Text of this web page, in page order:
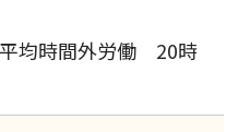
均時間外労働 20時